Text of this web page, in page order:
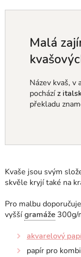
Malá
Název kvaš, v
pocházíz
překladu
Kvaše jsou svým
skvěle kryjí také na
Pro malbu
vyšší gramáže 300g/
akvarelový
papír pro